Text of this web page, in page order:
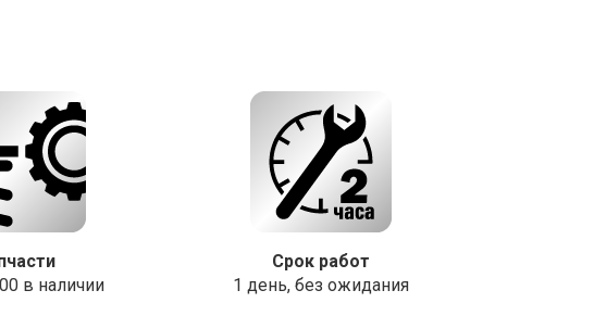
в наличии
Срок работ
1 день, без ожидания